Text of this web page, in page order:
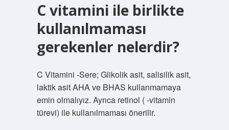
C vitamini ile birlikte
kullanılmaması
gerekenler nelerdir?
C Vitamini -Sere; Glikolik asit, salisilik asit,
laktik asit AHA ve BHAS kullanmamaya
emin olmalıyız. Ayrıca retinol ( -vitamin
türevi) ile kullanılmaması önerilir.